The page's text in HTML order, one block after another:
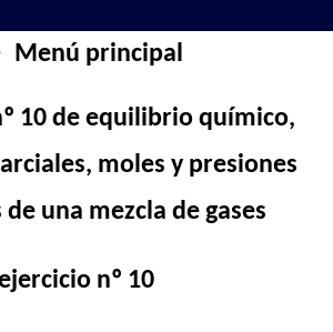
Menú principal
10 de equilibrio químico,
moles y presiones
una mezcla de gases
nº 10